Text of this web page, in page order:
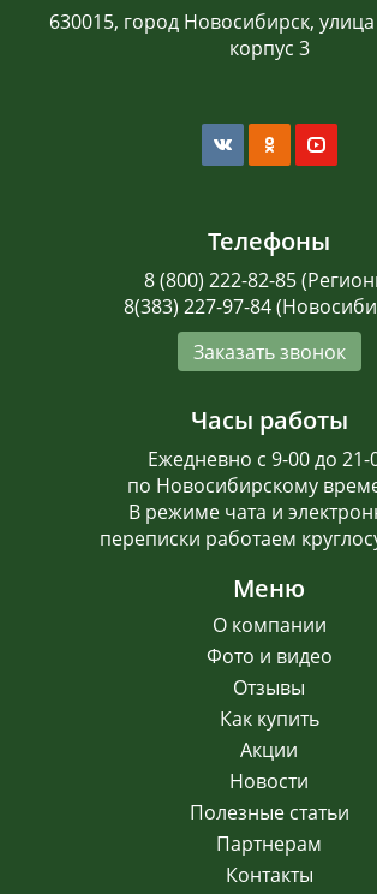
630015, город Новосибирск, улица
корпус 3
Телефоны
8 (800) 222-82-85
8(383) 227-97-84
Заказать звонок
Часы работы
Ежедневно с 9-00 до 21-
по Новосибирскому
В режиме чата и
переписки работаем
Меню
О компании
Фото и видео
Отзывы
Как купить
Акции
Новости
Полезные статьи
Партнерам
Контакты